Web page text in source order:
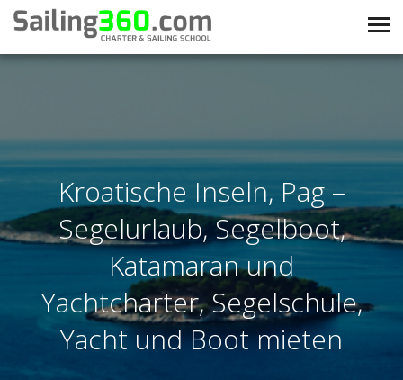
Kroatische Inseln, Pag –
Segelurlaub, Segelboot,
Katamaran und
Yachtcharter, Segelschule,
Yacht und Boot mieten